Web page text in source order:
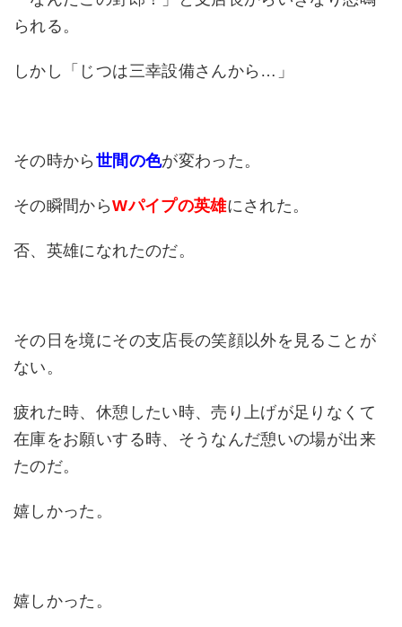
られる。
しかし「じつは三幸設備さんから…」
その時から 世間の色が変わった。
その瞬間からWパイプの英雄にされた。
否、英雄になれたのだ。
その日を境にその支店長の笑顔以外を見ることが
ない。
疲れた時、休憩したい時、売り上げが足りなくて
在庫をお願いする時、そうなんだ憩いの場が出来
たのだ。
嬉しかった。
嬉しかった。